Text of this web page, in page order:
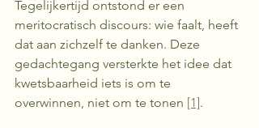
Tegelijkertijd ontstond er een
meritocratisch discours: wie faalt, heeft
dat aan zichzelf te danken. Deze
gedachtegang versterkte het idee dat
kwetsbaarheid iets is om te
overwinnen, niet om te tonen [1].